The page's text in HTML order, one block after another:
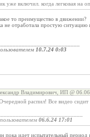
уже включил. когда легковая на
то преимущество в движении?
не отработала простую
10.7.24 0:03
Владимирович, ИП @
распил! Все видео
06.6.24 17:01
идет испытательный период